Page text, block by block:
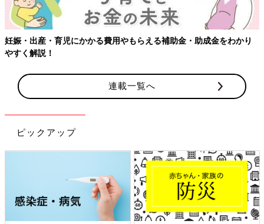
妊娠・出産・育児にかかる費用やもらえる補助金・助成金をわかり
やすく解説！
連載一覧へ
ピックアップ